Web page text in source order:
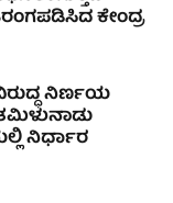
ಕೇಂದ್ರ
ನಿರ್ಣಯ
ನಿರ್ಧಾರ